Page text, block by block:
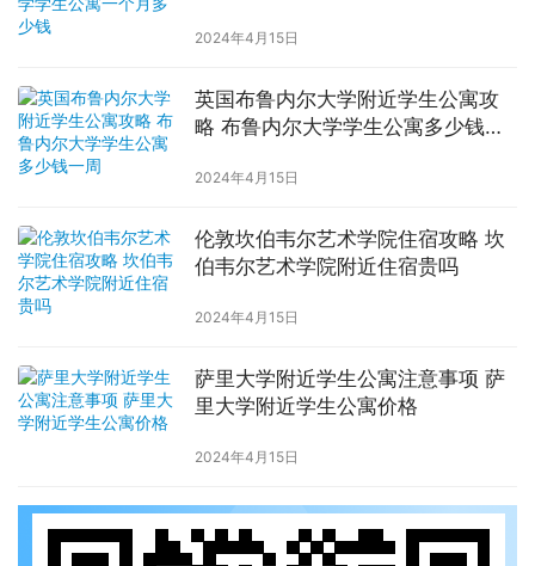
2024年4月15日
英国布鲁内尔大学附近学生公寓攻
略 布鲁内尔大学学生公寓多少钱一
2024年4月15日
伦敦坎伯韦尔艺术学院住宿攻略 坎
伯韦尔艺术学院附近住宿贵吗
2024年4月15日
萨里大学附近学生公寓注意事项 萨
里大学附近学生公寓价格
2024年4月15日